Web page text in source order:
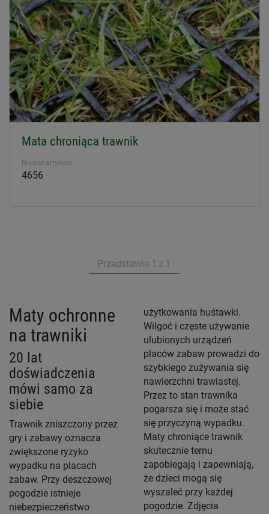
Mata chroniąca trawnik
Numer artykułu
4656
Przedstawia 1 z 1
Maty ochronne
na trawniki
20 lat
doświadczenia
mówi samo za
siebie
Trawnik zniszczony przez
gry i zabawy oznacza
zwiększone ryzyko
wypadku na placach
zabaw. Przy deszczowej
pogodzie istnieje
niebezpieczeństwo
użytkowania huśtawki.
Wilgoć i częste używanie
ulubionych urządzeń
placów zabaw prowadzi do
szybkiego zużywania się
nawierzchni trawiastej.
Przez to stan trawnika
pogarsza się i może stać
się przyczyną wypadku.
Maty chroniące trawnik
skutecznie temu
zapobiegają i zapewniają,
że dzieci mogą się
wyszaleć przy każdej
pogodzie. Zdjęcia